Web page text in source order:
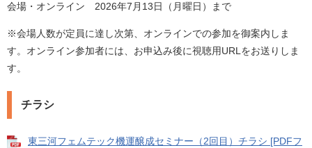
会場・オンライン 2026年7月13日（月曜日）まで
※会場人数が定員に達し次第、オンラインでの参加を御案内しま
す。オンライン参加者には、お申込み後に視聴用URLをお送りしま
す。
チラシ
東三河フェムテック機運醸成セミナー（2回目）チラシ [PDFフ